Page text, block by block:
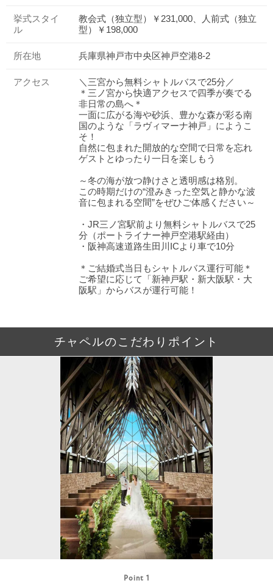
挙式スタイ
ル
教会式（独立型）￥231,000、人前式（独立
型）￥198,000
所在地 兵庫県神戸市中央区神戸空港8-2
アクセス
＼三宮から無料シャトルバスで25分／
＊三ノ宮から快適アクセスで四季が奏でる
非日常の島へ＊
一面に広がる海や砂浜、豊かな森が彩る南
国のような「ラヴィマーナ神戸」にようこ
そ！
自然に包まれた開放的な空間で日常を忘れ
ゲストとゆったり一日を楽しもう
～冬の海が放つ静けさと透明感は格別。
この時期だけの“澄みきった空気と静かな波
音に包まれる空間”をぜひご体感ください～
・JR三ノ宮駅前より無料シャトルバスで25
分（ポートライナー神戸空港駅経由）
・阪神高速道路生田川ICより車で10分
＊ご結婚式当日もシャトルバス運行可能＊
ご希望に応じて「新神戸駅・新大阪駅・大
阪駅」からバスが運行可能！
チャペルのこだわりポイント
Point 1